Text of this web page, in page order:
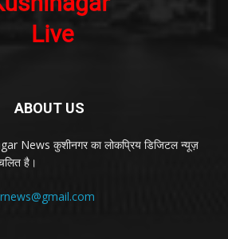
ABOUT US
News कुशीनगर का लोकप्रिय डिजिटल न्यूज़
है।